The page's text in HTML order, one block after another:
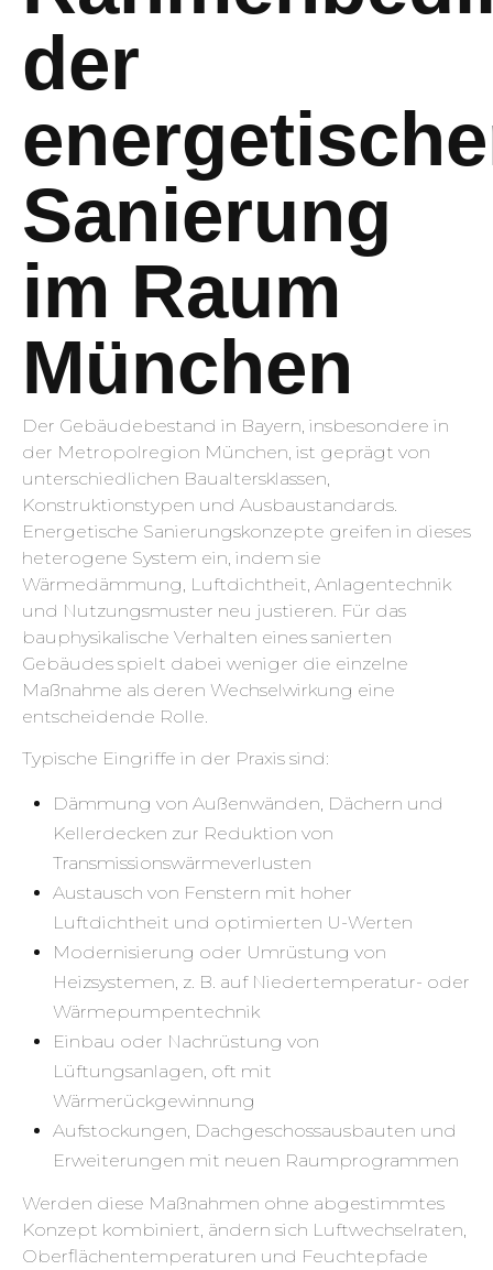
der
Sanierung
im Raum
München
Der Gebäudebestand in Bayern, insbesondere in
der Metropolregion München, ist geprägt von
unterschiedlichen Baualtersklassen,
Konstruktionstypen und Ausbaustandards.
Energetische Sanierungskonzepte greifen in dieses
heterogene System ein, indem sie
Wärmedämmung, Luftdichtheit, Anlagentechnik
und Nutzungsmuster neu justieren. Für das
bauphysikalische Verhalten eines sanierten
Gebäudes spielt dabei weniger die einzelne
Maßnahme als deren Wechselwirkung eine
entscheidende Rolle.
Typische Eingriffe in der Praxis sind:
Dämmung von Außenwänden, Dächern und
Kellerdecken zur Reduktion von
Transmissionswärmeverlusten
Austausch von Fenstern mit hoher
Luftdichtheit und optimierten U-Werten
Modernisierung oder Umrüstung von
Heizsystemen, z. B. auf Niedertemperatur- oder
Wärmepumpentechnik
Einbau oder Nachrüstung von
Lüftungsanlagen, oft mit
Wärmerückgewinnung
Aufstockungen, Dachgeschossausbauten und
Erweiterungen mit neuen Raumprogrammen
Werden diese Maßnahmen ohne abgestimmtes
Konzept kombiniert, ändern sich Luftwechselraten,
Oberflächentemperaturen und Feuchtepfade